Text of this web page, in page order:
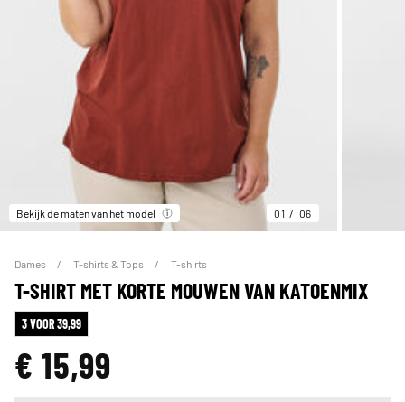
Bekijk de maten van het model 01 06
Dames T-shirts & Tops T-shirts
T-SHIRT MET KORTE MOUWEN VAN KATOENMIX
3 VOOR 39,99
€ 15,99